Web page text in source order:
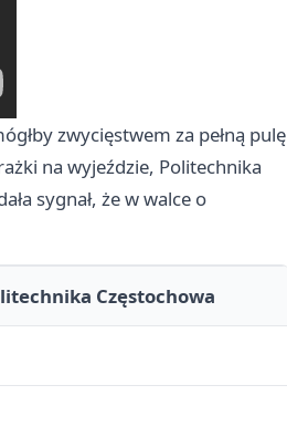
zwycięstwem za pełną pulę
na wyjeździe, Politechnika
sygnał, że w walce o
Częstochowa